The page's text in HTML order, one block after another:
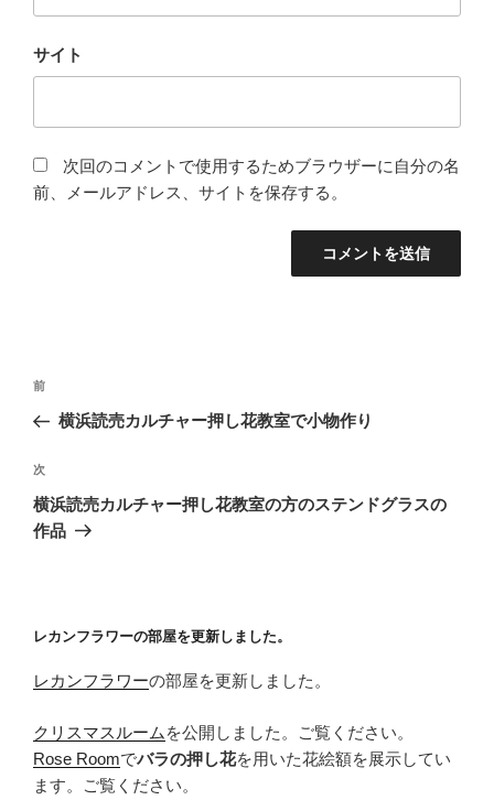
サイト
次回のコメントで使用するためブラウザーに自分の名
前、メールアドレス、サイトを保存する。
投
ナ
ビ
ゲ
ー
前
の
稿
前
横浜読売カルチャー押し花教室で小物作り
次
の
投
次
横浜読売カルチャー押し花教室の方のステンドグラスの
作品
レカンフラワーの部屋を更新しました。
レカンフラワーの部屋を更新しました。
クリスマスルーム を公開しました。ご覧ください。
Rose Roomでバラの押し花を用いた花絵額を展示してい
ます。ご覧ください。